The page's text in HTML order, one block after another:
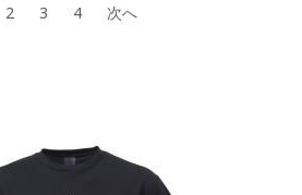
2 3 4 次へ